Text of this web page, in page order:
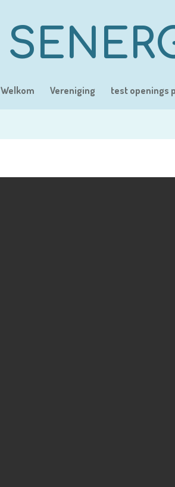
Welkom Vereniging test openings